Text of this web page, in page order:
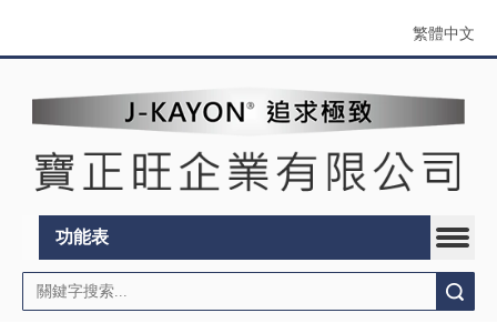
繁體中文
功能表